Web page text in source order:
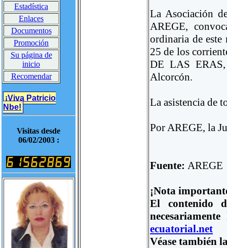
Estadística
Enlaces
Documentos
Promoción
Su página de
inicio
Recomendar
¡Viva Patricio
Nbe!
Visitas desde
06/02/2003 :
La Asociación
AREGE,
ordinaria de
25 de los
DE LAS
Alcorcón.
La asistencia de
Por AREGE, la
Fuente: AREGE
¡Nota
El contenido
ecuatorial.net
Véase también